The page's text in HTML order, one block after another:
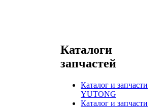
Каталоги
запчастей
Каталог и запчасти
YUTONG
Каталог и запчасти